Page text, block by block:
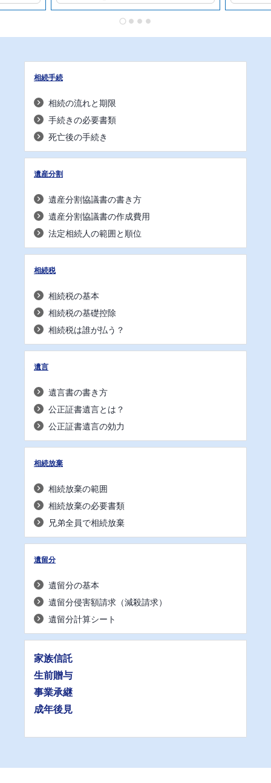
相続手続
相続の流れと期限
手続きの必要書類
死亡後の手続き
遺産分割
遺産分割協議書の書き方
遺産分割協議書の作成費用
法定相続人の範囲と順位
相続税
相続税の基本
相続税の基礎控除
相続税は誰が払う？
遺言
遺言書の書き方
公正証書遺言とは？
公正証書遺言の効力
相続放棄
相続放棄の範囲
相続放棄の必要書類
兄弟全員で相続放棄
遺留分
遺留分の基本
遺留分侵害額請求（減殺請求）
遺留分計算シート
家族信託
生前贈与
事業承継
成年後見